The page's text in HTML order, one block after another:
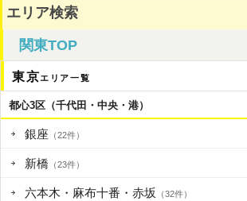
エリア検索
関東TOP
東京エリア一覧
都心3区（千代田・中央・港）
銀座 （22件）
新橋 （23件）
六本木・麻布十番・赤坂 （32件）